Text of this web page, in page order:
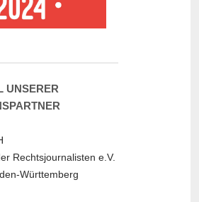
UNSERER
Rechtsjournalisten e.V.
Württemberg